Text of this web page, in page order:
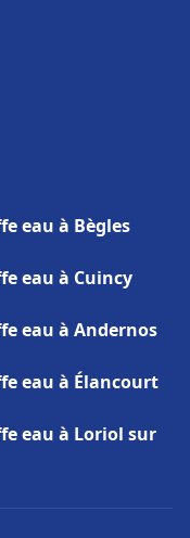
eau à Bègles
eau à Cuincy
eau à Andernos
eau à Élancourt
eau à Loriol sur